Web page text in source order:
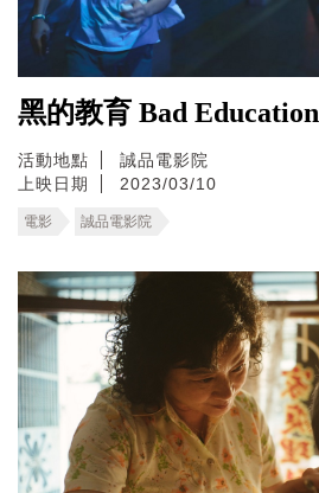
黑的教育 Bad Education
活動地點
誠品電影院
上映日期
2023/03/10
電影 誠品電影院